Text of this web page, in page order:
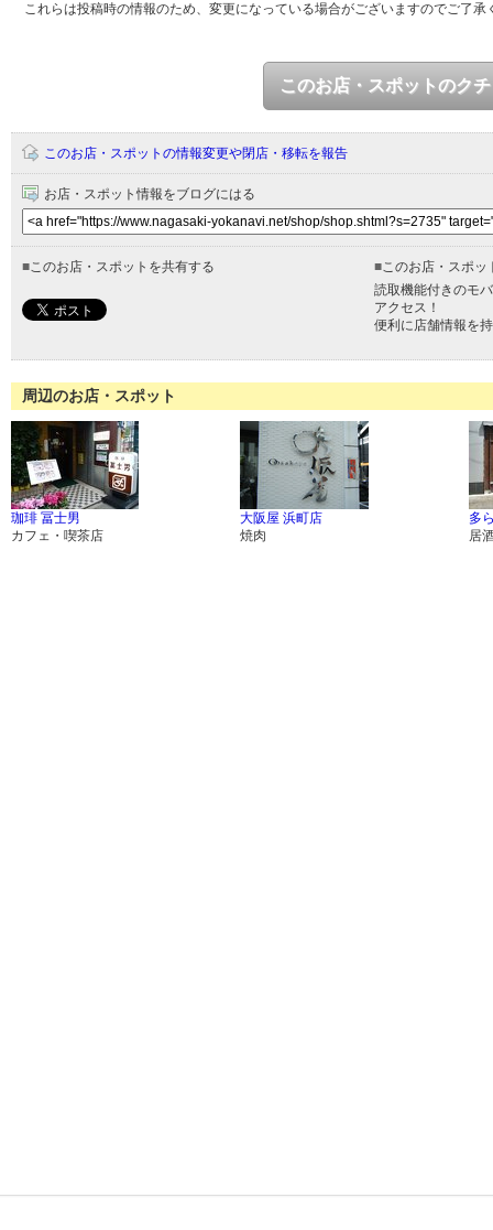
これらは投稿時の情報のため、変更になっている場合がございますのでご了承
このお店・スポットのク
このお店・スポットの情報変更や閉店・移転を報告
お店・スポット情報をブログにはる
■このお店・スポットを共有する ■このお店・スポッ
読取機能付きのモ
アクセス！
便利に店舗情報を
周辺のお店・スポット
珈琲 冨士男
カフェ・喫茶店
大阪屋 浜町店
焼肉
多
居